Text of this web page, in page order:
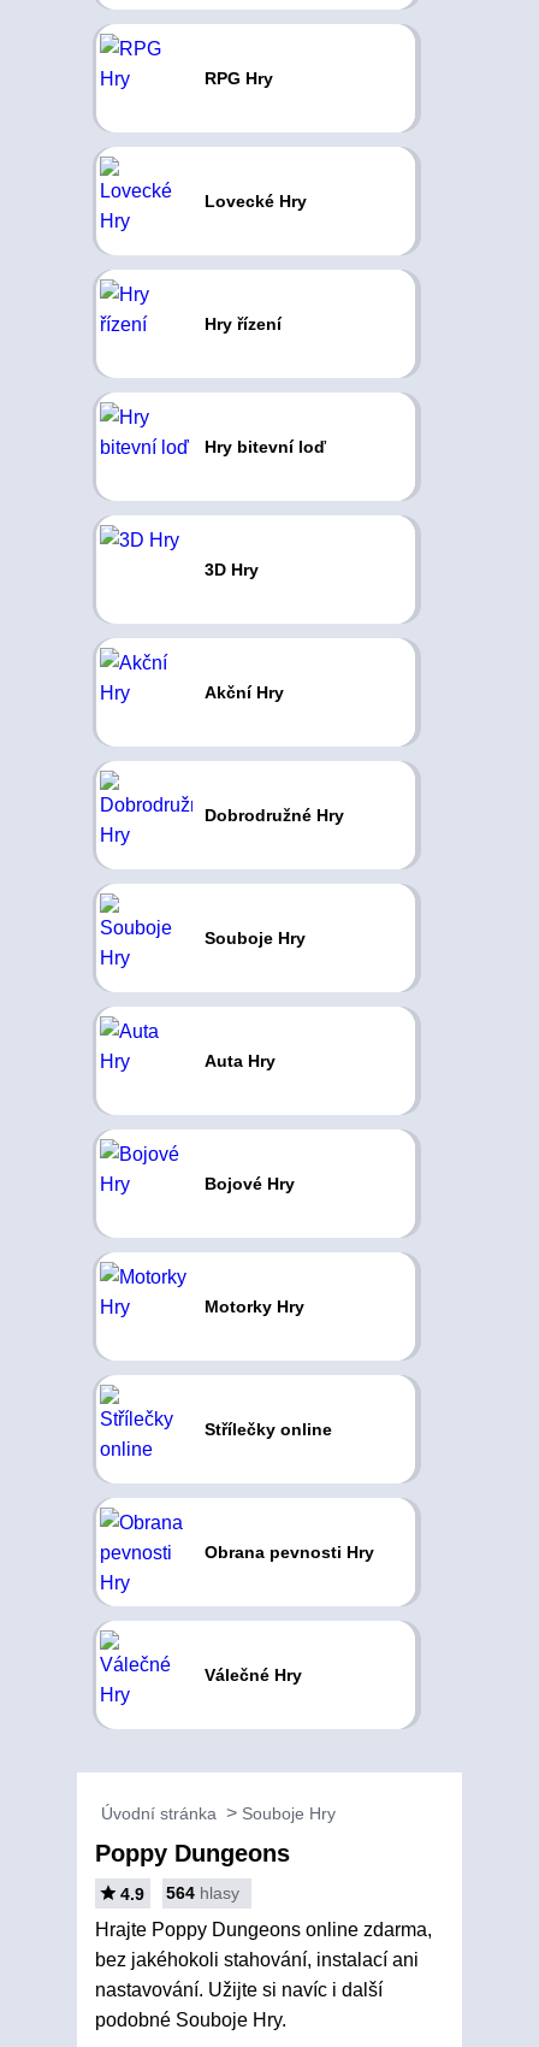
RPG Hry
Lovecké Hry
Hry řízení
Hry bitevní loď
3D Hry
Akční Hry
Dobrodružné Hry
Souboje Hry
Auta Hry
Bojové Hry
Motorky Hry
Střílečky online
Obrana pevnosti Hry
Válečné Hry
Úvodní stránka Souboje Hry
Poppy Dungeons
4.9 564 hlasy
Hrajte Poppy Dungeons online zdarma,
bez jakéhokoli stahování, instalací ani
nastavování. Užijte si navíc i další
podobné Souboje Hry.